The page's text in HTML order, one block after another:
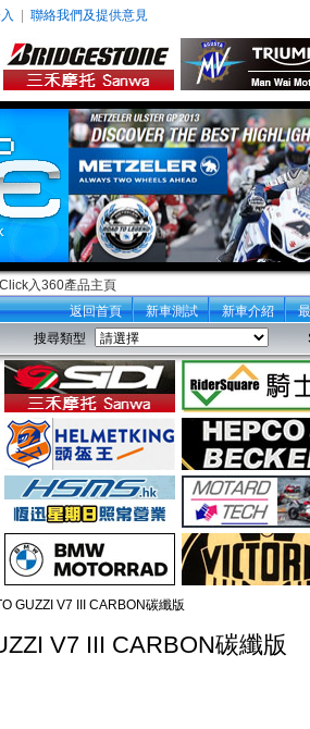
聯絡我們及提供意見
入360產品主頁
返回首頁
新車測試 新車介紹
搜尋類型
GUZZI V7 III CARBON碳纖版
V7 III CARBON碳纖版